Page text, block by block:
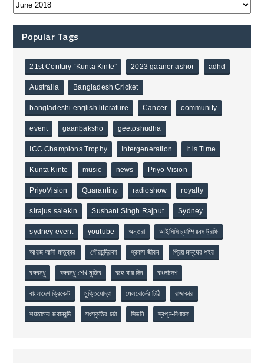
Popular Tags
21st Century “Kunta Kinte” 2023 gaaner ashor adhd
Australia Bangladesh Cricket
bangladeshi english literature Cancer community
event gaanbaksho geetoshudha
ICC Champions Trophy Intergeneration It is Time
Kunta Kinte music news Priyo Vision
PriyoVision Quarantiny radioshow royalty
sirajus salekin Sushant Singh Rajput Sydney
sydney event youtube অন্তরা আইসিসি চ্যাম্পিয়নস ট্রফি
আরজ আলী মাতুব্বর গৌরচন্দ্রিকা প্রবাস জীবন প্রিয় মানুষের শহর
বঙ্গবন্ধু বঙ্গবন্ধু শেখ মুজিব বহে যায় দিন বাংলাদেশ
বাংলাদেশ ক্রিকেট মুক্তিযোদ্ধা মেলবোর্নের চিঠি রাজাকার
শয়তানের জবানবন্দি সংস্কৃতির চর্চা সিডনি স্বপ্ন-বিধায়ক